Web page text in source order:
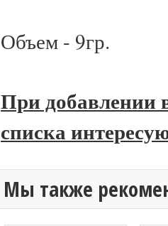
Объем - 9гр.
При добавлении
списка
Мы также